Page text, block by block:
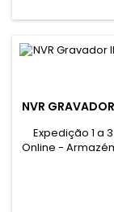
NVR
Expedição 1 a
Online -
dias úteis
Gomes SEM